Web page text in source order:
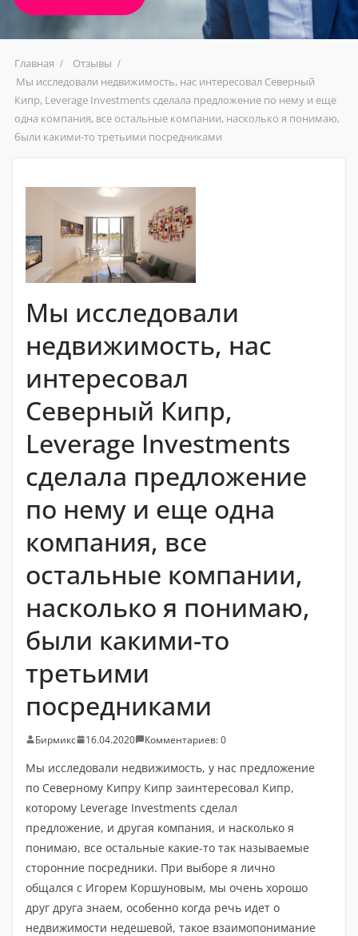
Главная
Отзывы
Мы исследовали недвижимость, нас интересовал Северный
Кипр, Leverage Investments сделала предложение по нему и еще
одна компания, все остальные компании, насколько я понимаю,
были какими-то третьими посредниками
Мы исследовали
недвижимость, нас
интересовал
Северный Кипр,
Leverage Investments
сделала предложение
по нему и еще одна
компания, все
остальные компании,
насколько я понимаю,
были какими-то
третьими
посредниками
Бирмикс 16.04.2020 Комментариев: 0
Мы исследовали недвижимость, у нас предложение
по Северному Кипру Кипр заинтересовал Кипр,
которому Leverage Investments сделал
предложение, и другая компания, и насколько я
понимаю, все остальные какие-то так называемые
сторонние посредники. При выборе я лично
общался с Игорем Коршуновым, мы очень хорошо
друг друга знаем, особенно когда речь идет о
недвижимости недешевой, такое взаимопонимание